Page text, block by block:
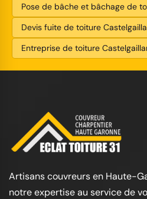
Pose de bâche et bâchage de
Devis fuite de toiture
Entreprise de toiture
Artisans couvreurs en Haute-
notre expertise au service de